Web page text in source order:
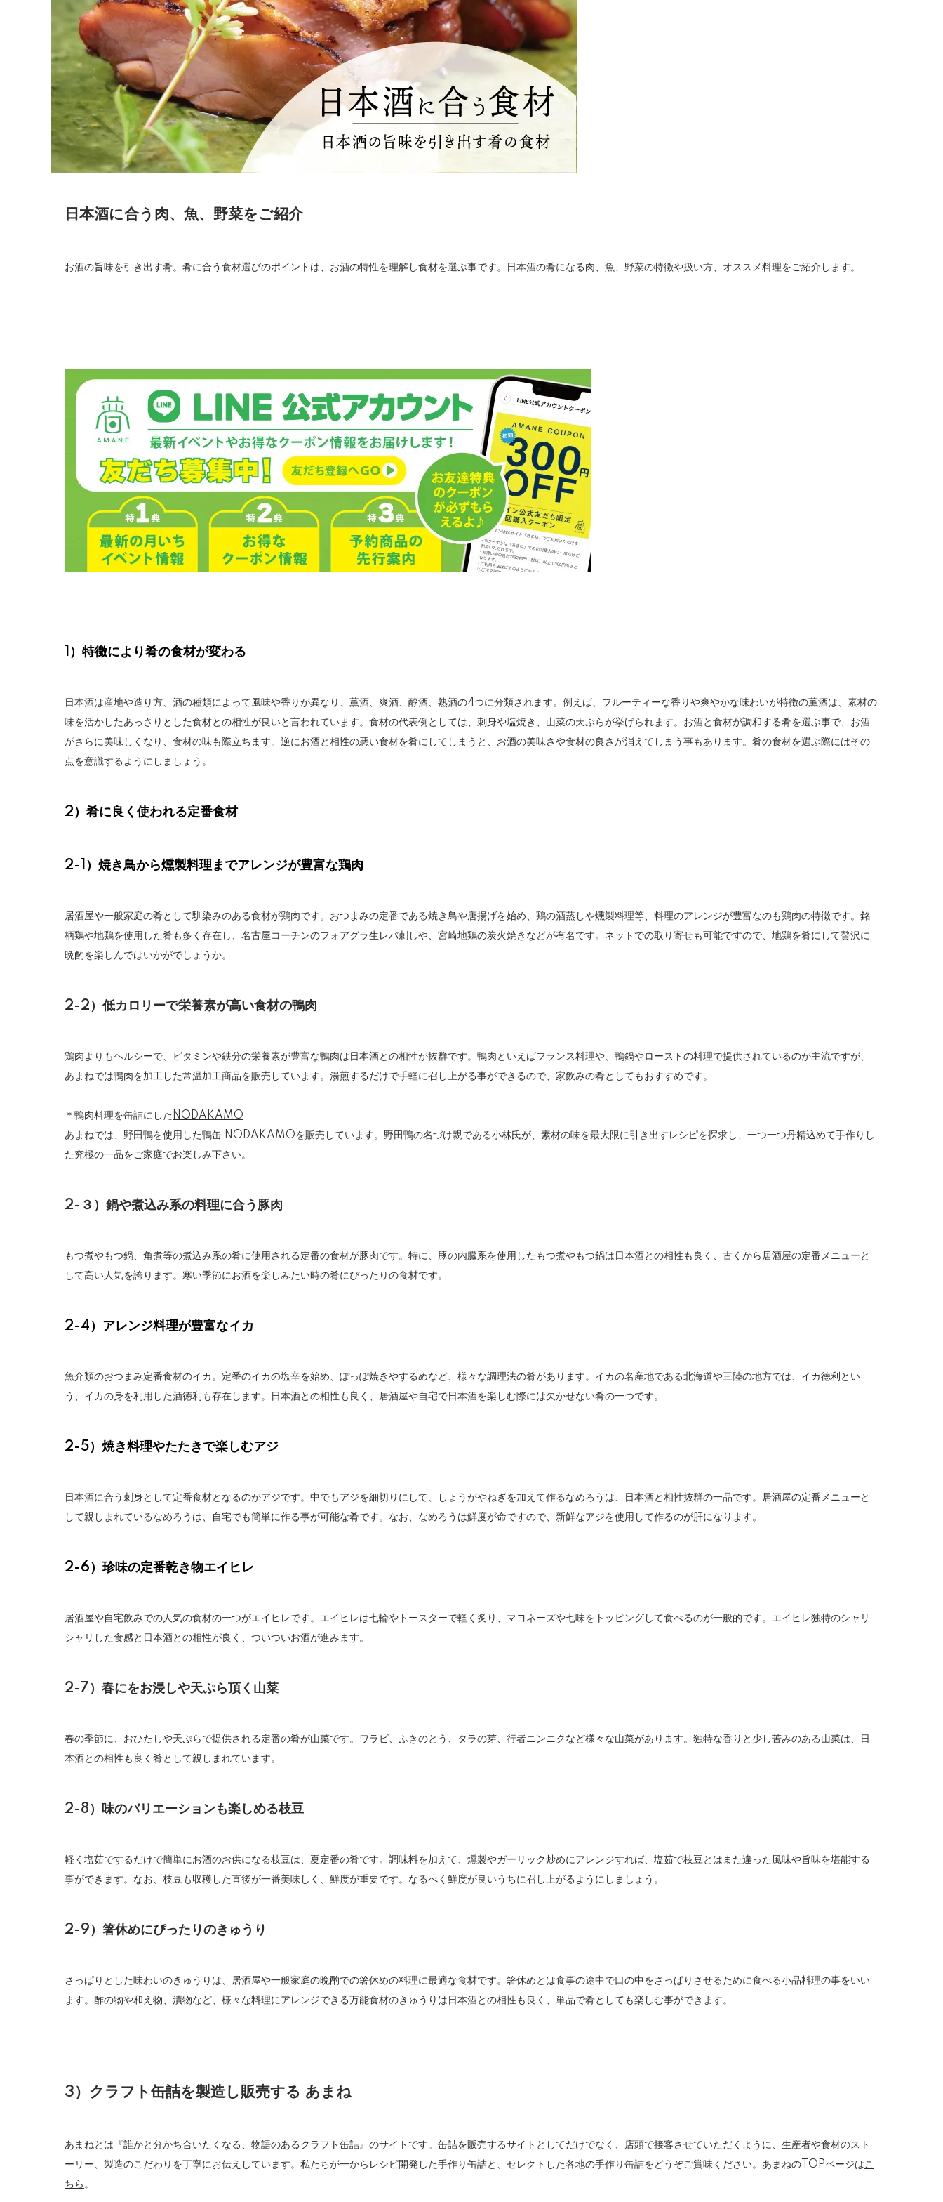
日本酒に合う肉、魚、野菜をご紹介
お酒の旨味を引き出す肴。肴に合う食材選びのポイントは、お酒の特性を理解し食材を選ぶ事です。日本酒の肴になる肉、魚、野菜の特徴や扱い方、オススメ料理をご紹介します。
1）特徴により肴の食材が変わる
日本酒は産地や造り方、酒の種類によって風味や香りが異なり、薫酒、爽酒、醇酒、熟酒の4つに分類されます。例えば、フルーティーな香りや爽やかな味わいが特徴の薫酒は、素材の
味を活かしたあっさりとした食材との相性が良いと言われています。食材の代表例としては、刺身や塩焼き、山菜の天ぷらが挙げられます。お酒と食材が調和する肴を選ぶ事で、お酒
がさらに美味しくなり、食材の味も際立ちます。逆にお酒と相性の悪い食材を肴にしてしまうと、お酒の美味さや食材の良さが消えてしまう事もあります。肴の食材を選ぶ際にはその
点を意識するようにしましょう。
2）肴に良く使われる定番食材
2-1）焼き鳥から燻製料理までアレンジが豊富な鶏肉
居酒屋や一般家庭の肴として馴染みのある食材が鶏肉です。おつまみの定番である焼き鳥や唐揚げを始め、鶏の酒蒸しや燻製料理等、料理のアレンジが豊富なのも鶏肉の特徴です。銘
柄鶏や地鶏を使用した肴も多く存在し、名古屋コーチンのフォアグラ生レバ刺しや、宮崎地鶏の炭火焼きなどが有名です。ネットでの取り寄せも可能ですので、地鶏を肴にして贅沢に
晩酌を楽しんではいかがでしょうか。
2-2）低カロリーで栄養素が高い食材の鴨肉
鶏肉よりもヘルシーで、ビタミンや鉄分の栄養素が豊富な鴨肉は日本酒との相性が抜群です。鴨肉といえばフランス料理や、鴨鍋やローストの料理で提供されているのが主流ですが、
あまねでは鴨肉を加工した常温加工商品を販売しています。湯煎するだけで手軽に召し上がる事ができるので、家飲みの肴としてもおすすめです。
＊鴨肉料理を缶詰にした NODAKAMO
あまねでは、野田鴨を使用した鴨缶 NODAKAMOを販売しています。野田鴨の名づけ親である小林氏が、素材の味を最大限に引き出すレシピを探求し、一つ一つ丹精込めて手作りし
た究極の一品をご家庭でお楽しみ下さい。
2-３）鍋や煮込み系の料理に合う豚肉
もつ煮やもつ鍋、角煮等の煮込み系の肴に使用される定番の食材が豚肉です。特に、豚の内臓系を使用したもつ煮やもつ鍋は日本酒との相性も良く、古くから居酒屋の定番メニューと
して高い人気を誇ります。寒い季節にお酒を楽しみたい時の肴にぴったりの食材です。
2-4）アレンジ料理が豊富なイカ
魚介類のおつまみ定番食材のイカ。定番のイカの塩辛を始め、ぽっぽ焼きやするめなど、様々な調理法の肴があります。イカの名産地である北海道や三陸の地方では、イカ徳利とい
う、イカの身を利用した酒徳利も存在します。日本酒との相性も良く、居酒屋や自宅で日本酒を楽しむ際には欠かせない肴の一つです。
2-5）焼き料理やたたきで楽しむアジ
日本酒に合う刺身として定番食材となるのがアジです。中でもアジを細切りにして、しょうがやねぎを加えて作るなめろうは、日本酒と相性抜群の一品です。居酒屋の定番メニューと
して親しまれているなめろうは、自宅でも簡単に作る事が可能な肴です。なお、なめろうは鮮度が命ですので、新鮮なアジを使用して作るのが肝になります。
2-6）珍味の定番乾き物エイヒレ
居酒屋や自宅飲みでの人気の食材の一つがエイヒレです。エイヒレは七輪やトースターで軽く炙り、マヨネーズや七味をトッピングして食べるのが一般的です。エイヒレ独特のシャリ
シャリした食感と日本酒との相性が良く、ついついお酒が進みます。
2-7）春にをお浸しや天ぷら頂く山菜
春の季節に、おひたしや天ぷらで提供される定番の肴が山菜です。ワラビ、ふきのとう、タラの芽、行者ニンニクなど様々な山菜があります。独特な香りと少し苦みのある山菜は、日
本酒との相性も良く肴として親しまれています。
2-8）味のバリエーションも楽しめる枝豆
軽く塩茹でするだけで簡単にお酒のお供になる枝豆は、夏定番の肴です。調味料を加えて、燻製やガーリック炒めにアレンジすれば、塩茹で枝豆とはまた違った風味や旨味を堪能する
事ができます。なお、枝豆も収穫した直後が一番美味しく、鮮度が重要です。なるべく鮮度が良いうちに召し上がるようにしましょう。
2-9）箸休めにぴったりのきゅうり
さっぱりとした味わいのきゅうりは、居酒屋や一般家庭の晩酌での箸休めの料理に最適な食材です。箸休めとは食事の途中で口の中をさっぱりさせるために食べる小品料理の事をいい
ます。酢の物や和え物、漬物など、様々な料理にアレンジできる万能食材のきゅうりは日本酒との相性も良く、単品で肴としても楽しむ事ができます。
3）クラフト缶詰を製造し販売する あまね
あまねとは『誰かと分かち合いたくなる、物語のあるクラフト缶詰』のサイトです。缶詰を販売するサイトとしてだけでなく、店頭で接客させていただくように、生産者や食材のスト
ーリー、製造のこだわりを丁寧にお伝えしています。私たちが一からレシピ開発した手作り缶詰と、セレクトした各地の手作り缶詰をどうぞご賞味ください。あまねのTOPページはこ
ちら。